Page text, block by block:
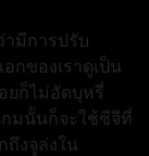
มีการปรับ
กของเราดูเป็น
ยก็ไม่อัดบุหรี่
มนั้นก็จะใช้ซีจีที่
งจูล่งใน